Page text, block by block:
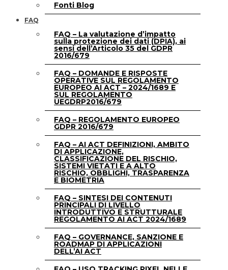
Fonti Blog
FAQ
FAQ – La valutazione d’impatto
sulla protezione dei dati (DPIA), ai
sensi dell’Articolo 35 del GDPR
2016/679
FAQ – DOMANDE E RISPOSTE
OPERATIVE SUL REGOLAMENTO
EUROPEO AI ACT – 2024/1689 E
SUL REGOLAMENTO
UEGDRP2016/679
FAQ – REGOLAMENTO EUROPEO
GDPR 2016/679
FAQ – AI ACT DEFINIZIONI, AMBITO
DI APPLICAZIONE,
CLASSIFICAZIONE DEL RISCHIO,
SISTEMI VIETATI E A ALTO
RISCHIO, OBBLIGHI, TRASPARENZA
E BIOMETRIA
FAQ – SINTESI DEI CONTENUTI
PRINCIPALI DI LIVELLO
INTRODUTTIVO E STRUTTURALE
REGOLAMENTO AI ACT 2024/1689
FAQ – GOVERNANCE, SANZIONE E
ROADMAP DI APPLICAZIONI
DELL’AI ACT